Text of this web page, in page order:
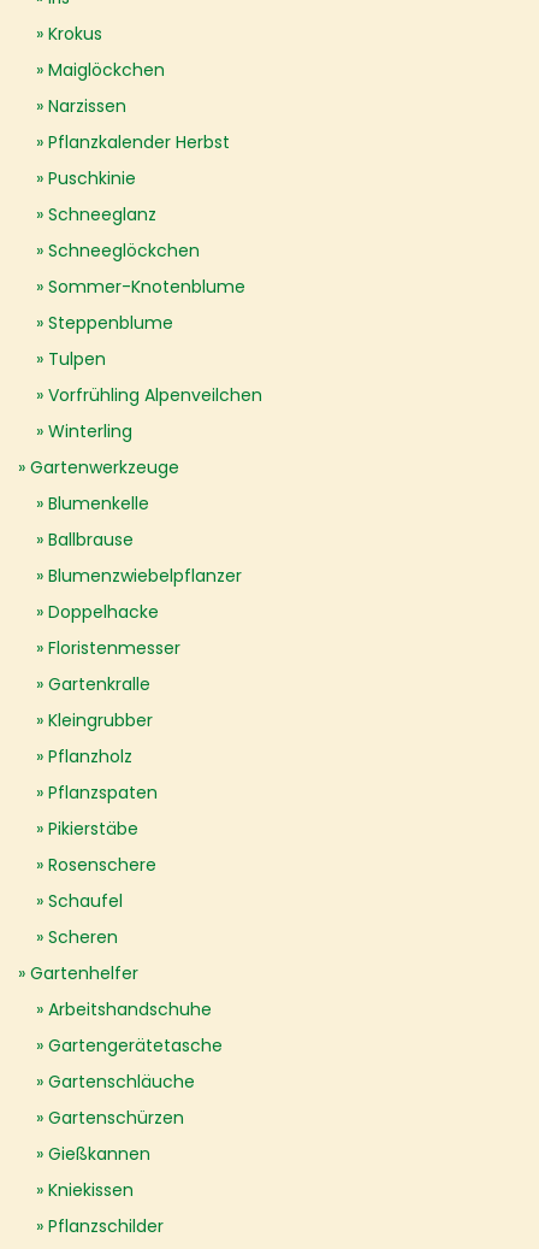
Krokus
Maiglöckchen
Narzissen
Pflanzkalender Herbst
Puschkinie
Schneeglanz
Schneeglöckchen
Sommer-Knotenblume
Steppenblume
Tulpen
Vorfrühling Alpenveilchen
Winterling
Gartenwerkzeuge
Blumenkelle
Ballbrause
Blumenzwiebelpflanzer
Doppelhacke
Floristenmesser
Gartenkralle
Kleingrubber
Pflanzholz
Pflanzspaten
Pikierstäbe
Rosenschere
Schaufel
Scheren
Gartenhelfer
Arbeitshandschuhe
Gartengerätetasche
Gartenschläuche
Gartenschürzen
Gießkannen
Kniekissen
Pflanzschilder